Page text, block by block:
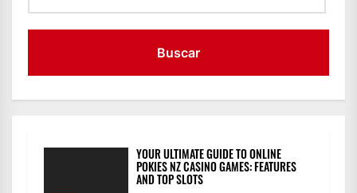
YOUR ULTIMATE GUIDE TO ONLINE
POKIES NZ CASINO GAMES: FEATURES
AND TOP SLOTS